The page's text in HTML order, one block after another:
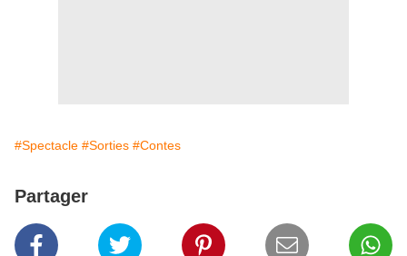
#Spectacle #Sorties #Contes
Partager